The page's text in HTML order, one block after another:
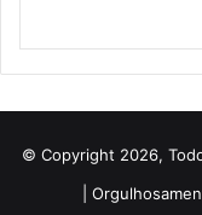
© Copyright 2026,
|